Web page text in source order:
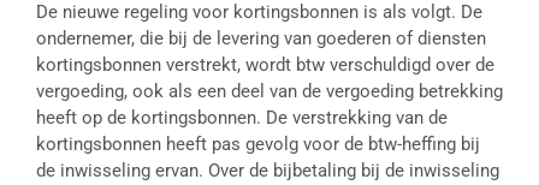
De nieuwe regeling voor kortingsbonnen is als volgt. De
ondernemer, die bij de levering van goederen of diensten
kortingsbonnen verstrekt, wordt btw verschuldigd over de
vergoeding, ook als een deel van de vergoeding betrekking
heeft op de kortingsbonnen. De verstrekking van de
kortingsbonnen heeft pas gevolg voor de btw-heffing bij
de inwisseling ervan. Over de bijbetaling bij de inwisseling